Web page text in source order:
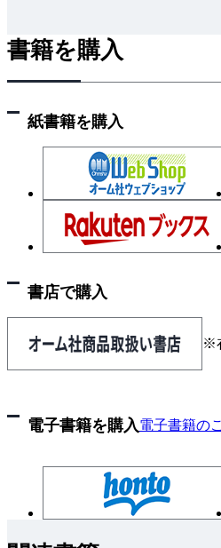
書籍を購入
紙書籍を購入
書店で購入
※
電子書籍を購入電子書籍の